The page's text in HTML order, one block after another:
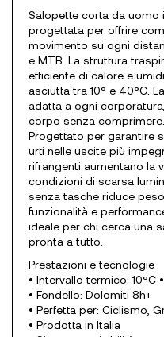
Salopette corta da uomo
progettata per offrire
movimento su ogni
e MTB. La struttura
efficiente di calore e
asciutta tra 10° e 40°C.
adatta a ogni
corpo senza
Progettato per garantire
urti nelle uscite più
rifrangenti aumentano la
condizioni di scarsa
senza tasche riduce
funzionalità e
ideale per chi cerca una
pronta a tutto.
Prestazioni e tecnologie
• Intervallo termico: 10°C
• Fondello: Dolomiti 8h+
• Perfetta per: Ciclismo,
• Prodotta in Italia